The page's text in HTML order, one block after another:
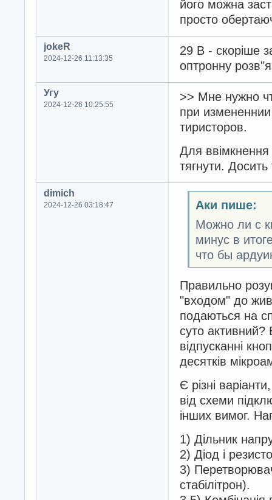
його можна
просто
jokeR
2024-12-26 11:13:35
29 В - скоріше
оптронну
Угу
2024-12-26 10:25:55
>> Мне нужно
при
тиристоров.
Для ввімкнення
тягнути. Досить
dimich
2024-12-26 03:18:47
Аки пише:
Можно ли с
минус в
что бы
Правильно
"входом" до
подаються на
суто активний?
відпусканні
десятків
Є різні
від схеми
інших вимог.
1) Дільник
2) Діод і
3)
стабілітрон).